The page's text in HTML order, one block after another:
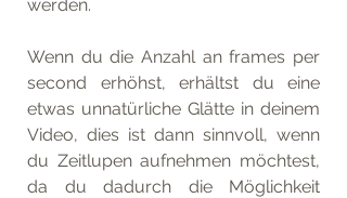
werden.
Wenn du die Anzahl an frames per
second erhöhst, erhältst du eine
etwas unnatürliche Glätte in deinem
Video, dies ist dann sinnvoll, wenn
du Zeitlupen aufnehmen möchtest,
da du dadurch die Möglichkeit